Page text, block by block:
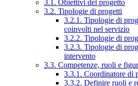
3.1. Obiettivi del progetto
3.2. Tipologie di progetti
3.2.1. Tipologie di
coinvolti nel servizio
3.2.2. Tipologie di
3.2.3. Tipologie di
intervento
3.3. Competenze, ruoli e
3.3.1. Coordinatore di
3.3.2. Definire ruoli e